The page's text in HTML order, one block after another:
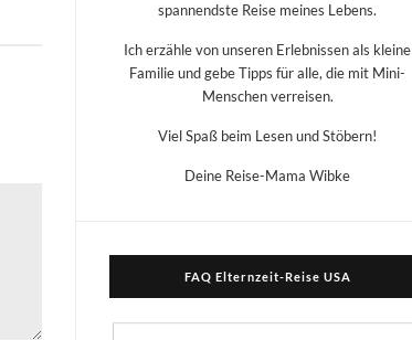
spannendste Reise meines Lebens.
Ich erzähle von unseren Erlebnissen als kleine
Familie und gebe Tipps für alle, die mit Mini-
Menschen verreisen.
Viel Spaß beim Lesen und Stöbern!
Deine Reise-Mama Wibke
FAQ Elternzeit-Reise USA